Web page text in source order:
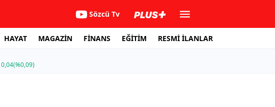
Sözcü Tv
HAYAT MAGAZİN FİNANS EĞİTİM RESMİ İLANLAR
0,04(%0,09)